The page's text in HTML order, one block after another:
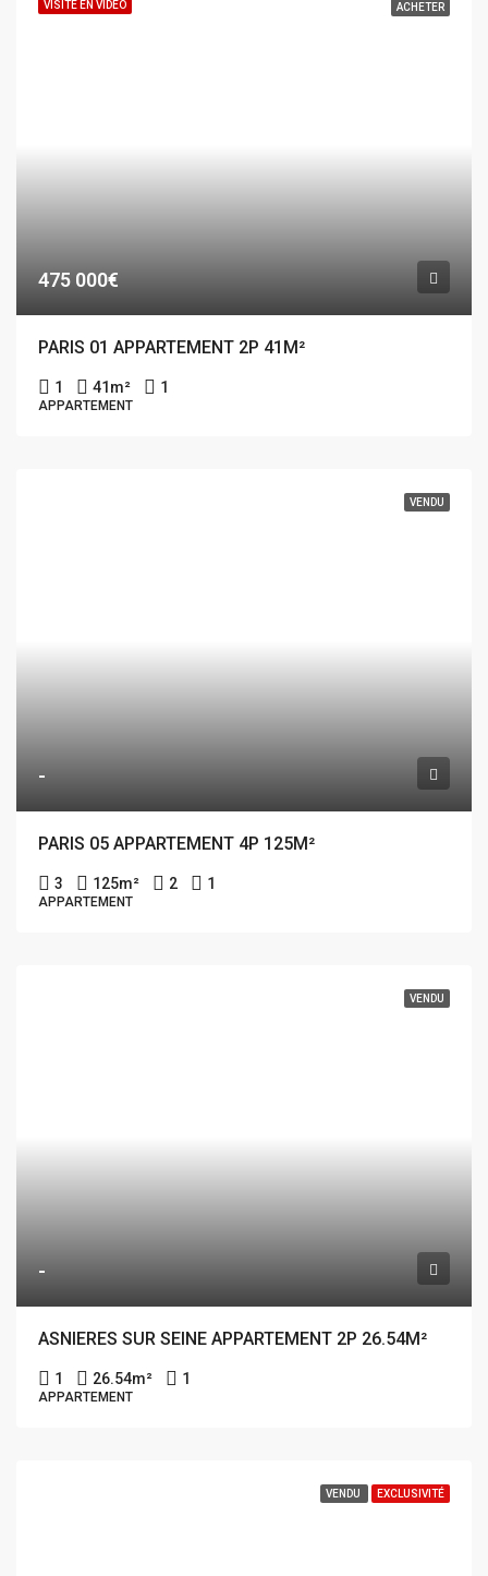
VISITE EN VIDÉO ACHETER
475 000€
PARIS 01 APPARTEMENT 2P 41M²
1 41 m² 1
APPARTEMENT
VENDU
-
PARIS 05 APPARTEMENT 4P 125M²
3 125m² 2 1
APPARTEMENT
VENDU
-
ASNIERES SUR SEINE APPARTEMENT 2P 26.54M²
1 26.54m² 1
APPARTEMENT
VENDU EXCLUSIVITÉ